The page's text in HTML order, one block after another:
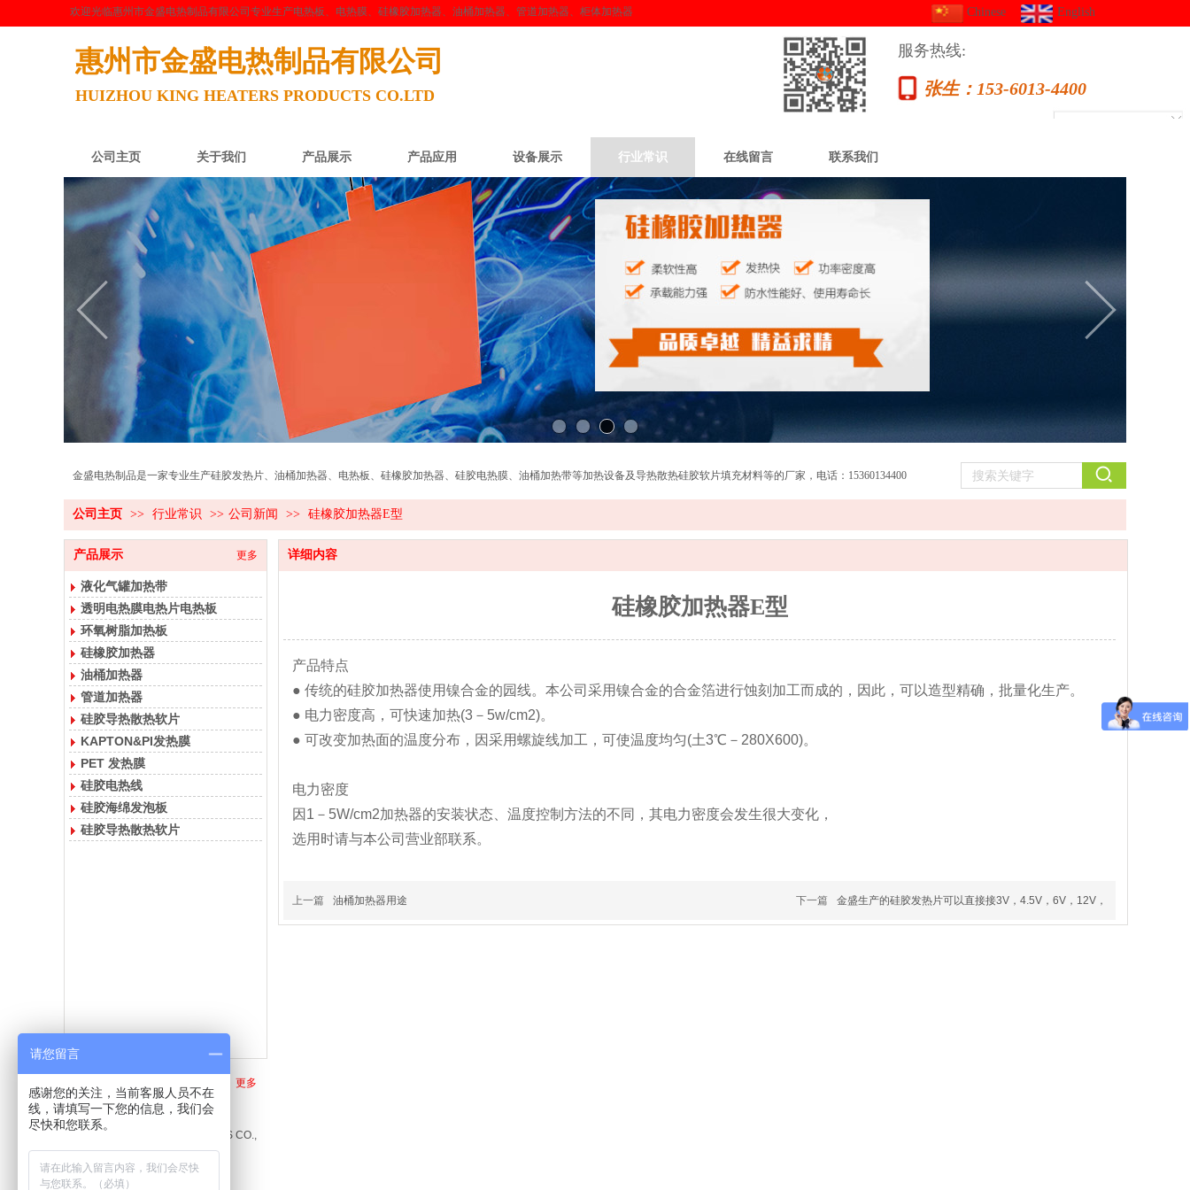
欢迎光临惠州市金盛电热制品有限公司专业生产电热板、电热膜、硅橡胶加热器、油桶加热器、管道加热器、柜体加热器
惠州市金盛电热制品有限公司 服务热线:
HUIZHOU KING HEATERS PRODUCTS CO.LTD 张生：153-6013-4400
Chinese English
公司主页 关于我们 产品展示 产品应用 设备展示 行业常识 在线留言 联系我们
金盛电热制品是一家专业生产硅胶发热片、油桶加热器、电热板、硅橡胶加热器、硅胶电热膜、油桶加热带等加热设备及导热散热硅胶软片填充材料等的厂家，电话：15360134400
公司主页 >> 行业常识 >> 公司新闻 >> 硅橡胶加热器E型
产品展示 更多
液化气罐加热带
透明电热膜电热片电热板
环氧树脂加热板
硅橡胶加热器
油桶加热器
管道加热器
硅胶导热散热软片
KAPTON&PI发热膜
PET 发热膜
硅胶电热线
硅胶海绵发泡板
硅胶导热散热软片
更多
惠州市金盛电热制品有限公司
KING HEATERS PRODUCTS CO.,
电話: 0752-5339129
详细内容
硅橡胶加热器E型
产品特点
● 传统的硅胶加热器使用镍合金的园线。本公司采用镍合金的合金箔进行蚀刻加工而成的，因此，可以造型精确，批量化生产。
● 电力密度高，可快速加热(3－5w/cm2)。
● 可改变加热面的温度分布，因采用螺旋线加工，可使温度均匀(土3℃－280X600)。
电力密度
因1－5W/cm2加热器的安装状态、温度控制方法的不同，其电力密度会发生很大变化，
选用时请与本公司营业部联系。
上一篇 油桶加热器用途 下一篇 金盛生产的硅胶发热片可以直接接3V，4.5V，6V，12V，
请您留言
感谢您的关注，当前客服人员不在
线，请填写一下您的信息，我们会
尽快和您联系。